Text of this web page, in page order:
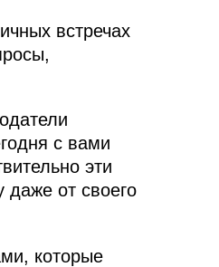
встречах
с вами
эти
даже от своего
которые